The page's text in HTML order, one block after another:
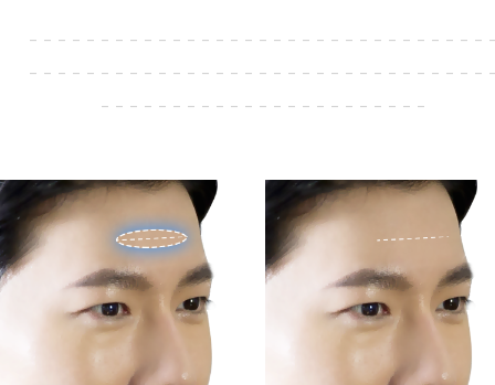
-----------------------